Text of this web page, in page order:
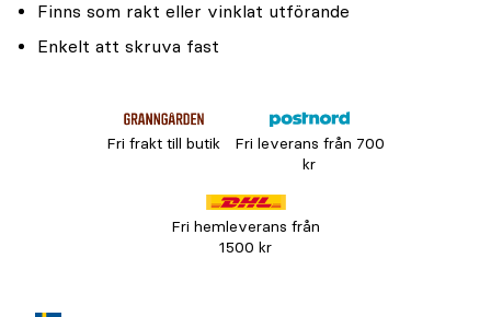
Finns som rakt eller vinklat utförande
Enkelt att skruva fast
Fri frakt till butik
Fri leverans från 700
kr
Fri hemleverans från
1500 kr